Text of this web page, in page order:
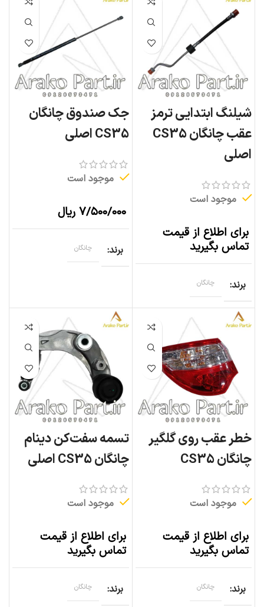
شیلنگ ابتدایی ترمز
عقب چانگان CS35
اصلی
موجود است
برای اطلاع از قیمت
تماس بگیرید
برند چانگان
جک صندوق چانگان
CS35 اصلی
موجود است
۷/۵۰۰/۰۰۰ ریال
برند چانگان
خطر عقب روی گلگیر
چانگان CS35
موجود است
برای اطلاع از قیمت
تماس بگیرید
برند چانگان
تسمه سفت‌کن دینام
چانگان CS35 اصلی
موجود است
برای اطلاع از قیمت
تماس بگیرید
برند چانگان